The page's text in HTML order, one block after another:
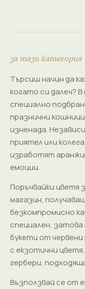
за тази категория
Търсиш начин да
когато си далеч?
специално
празнични
изненада.
приятел или
изработят
емоции.
Поръчвайки цветя
магазин,
безкомпромисно
специален, затова
букети от
с екзотични
гербери,
Възползвай се от